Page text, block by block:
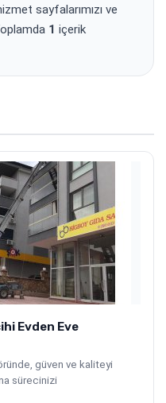
sayfalarımızı ve
1 içerik
Evden Eve
güven ve kaliteyi
sürecinizi